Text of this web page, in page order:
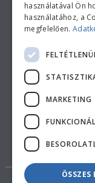
AZ
használatával Ön
használatához, a
megfelelően.
MARKETING
ÖSSZES